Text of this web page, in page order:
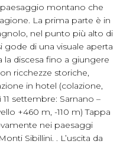
montano che
La prima parte è in
nel punto più alto di
gode di una visuale aperta
la discesa fino a giungere
ricchezze storiche,
in hotel (colazione,
settembre: Sarnano –
+460 m, -110 m) Tappa
nei paesaggi
Sibillini. . L’uscita da